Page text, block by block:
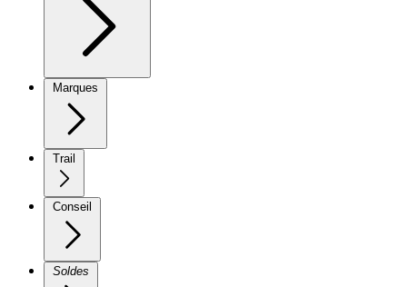
Marques
Trail
Conseil
Soldes